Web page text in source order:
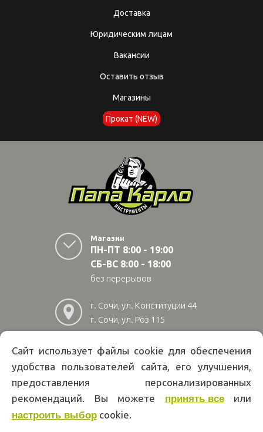
Доставка
Юридическим лицам
Вакансии
Оставить отзыв
Магазины
Прокат (NEW)
Магазин
ПН-ПТ 8:00 - 19:00
СБ-ВС 8:00 - 18:00
без перерывов
г. Сочи, ул. Конституции 44
г. Сочи, ул. Роз 115
г. Адлер, ул Авиационная
28/10
222 02 01
офертой. Указанные цены действуют только при оформлении заказа
через интернет-магазин papakarlotools.ru.
Цены в пунктах выдачи заказов и розничных магазинах компании
Сайт использует файлы cookie для обеспечения
удобства пользователей сайта, его улучшения,
предоставления персонализированных
рекомендаций. Вы можете принять всеили
настроить выбор cookie.